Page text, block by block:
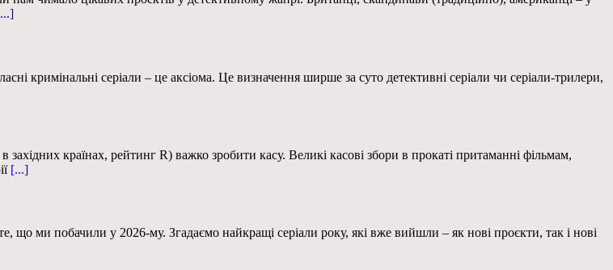
кримінальні серіали – це аксіома. Це визначення ширше за суто детективні серіали чи серіали-трилери,
країнах, рейтинг R) важко зробити касу. Великі касові збори в прокаті притаманні фільмам,
[...]
що ми побачили у 2026-му. Згадаємо найкращі серіали року, які вже вийшли – як нові проєкти, так і нові